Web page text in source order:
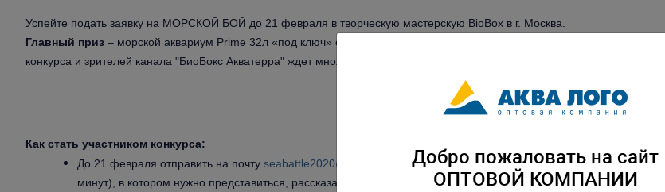
Успейте подать заявку на МОРСКОЙ БОЙ до 21 февраля в творческую мастерскую BioBox в г. Москва.
Главный приз – морской аквариум Prime 32л «под ключ» с рыбками, крeветками и кораллами. Остальных участников
конкурса и зрителей канала "БиоБокс Акватерра" ждет множество других призов.
Как стать участником конкурса:
До 21 февраля отправить на почту seabattle2020@yandex.ru
короткое видео (не более 2
минут), в котором нужно представиться, рассказать о себе и объяснить почему вы хотите
Добро пожаловать на сайт
ОПТОВОЙ КОМПАНИИ